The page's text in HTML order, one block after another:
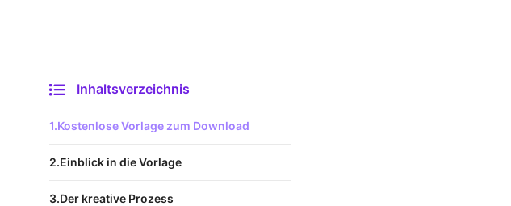
Inhaltsverzeichnis
Kostenlose Vorlage zum Download
Einblick in die Vorlage
Der kreative Prozess